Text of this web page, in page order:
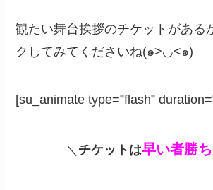
観たい舞台挨拶のチケットがある
クしてみてくださいね(๑>◡<๑)
[su_animate type=”flash”
＼ チケットは早い者勝ち